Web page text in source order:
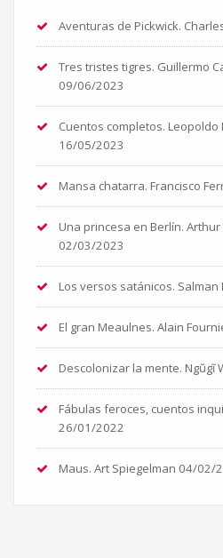
Aventuras de Pickwick.
Tres tristes tigres. Guillermo
09/06/2023
Cuentos completos. Leopoldo
16/05/2023
Mansa chatarra. Francisco
Una princesa en Berlín. Arthur
02/03/2023
Los versos satánicos. Salman
El gran Meaulnes. Alain
Descolonizar la mente. Ngũgĩ
Fábulas feroces, cuentos
26/01/2022
Maus. Art Spiegelman 04/02/